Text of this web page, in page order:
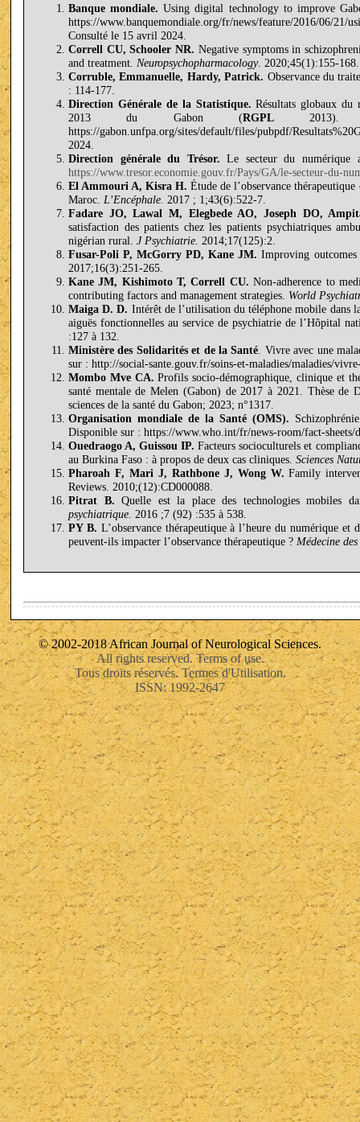
Banque mondiale. Using digital technology to improve
https://www.banquemondiale.org/fr/news/feature/2016/06/21/
Consulté le 15 avril 2024.
Correll CU, Schooler NR. Negative symptoms in
and treatment Neuropsychopharmacology. 2020;45(1):155-168.
Corruble, Emmanuelle, Hardy, Patrick. Observance du
: 114-177.
Direction Générale de la Statistique. Résultats globaux du
2013 du Gabon (RGPL 2013).
https://gabon.unfpa.org/sites/default/files/pubpdf/
2024.
Direction générale du Trésor. Le secteur du numérique
https://www.tresor.economie.gouv.fr/Pays/GA/le-secteur-du-
El Ammouri A, Kisra H. Étude de l’observance
Maroc. L’Encéphale. 2017 ; 1;43(6):522-7.
Fadare JO, Lawal M, Elegbede AO, Joseph DO,
satisfaction des patients chez les patients psychiatriques
nigérian rural. J Psychiatrie. 2014;17(125):2.
Fusar-Poli P, McGorry PD, Kane JM. Improving
2017;16(3):251-265.
Kane JM, Kishimoto T, Correll CU. Non-adherence to
contributing factors and management strategies. World
Maiga D. D. Intérêt de l’utilisation du téléphone mobile dans
aiguës fonctionnelles au service de psychiatrie de l’Hôpital
:127 à 132.
Ministère des Solidarités et de la Santé . Vivre avec une
sur : http://social-sante.gouv.fr/soins-et-maladies/maladies/
Mombo Mve CA. Profils socio-démographique, clinique et
santé mentale de Melen (Gabon) de 2017 à 2021. Thèse de
sciences de la santé du Gabon; 2023; n°1317.
Organisation mondiale de la Santé (OMS).
Disponible sur : https://www.who.int/fr/news-room/fact-sheets/
Ouedraogo A, Guissou IP. Facteurs socioculturels et
au Burkina Faso : à propos de deux cas cliniques. Sciences
Pharoah F, Mari J, Rathbone J, Wong W. Family
Reviews. 2010;(12):CD000088.
Pitrat B. Quelle est la place des technologies mobiles
psychiatrique. 2016 ;7 (92) :535 à 538.
PY B. L’observance thérapeutique à l’heure du numérique
peuvent-ils impacter l’observance thérapeutique ? Médecine
© 2002-2018 African Journal of Neurological Sciences.
All rights reserved. Terms of use.
Tous droits réservés. Termes d'Utilisation.
ISSN: 1992-2647